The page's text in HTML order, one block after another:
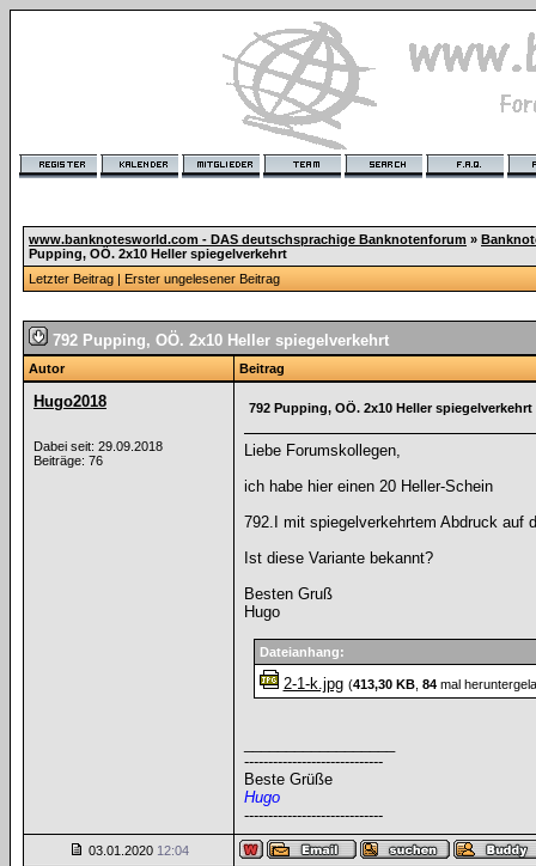
www.banknotesworld.com - DAS deutschsprachige Banknotenforum »
Pupping, OÖ. 2x10 Heller spiegelverkehrt
Letzter Beitrag | Erster ungelesener Beitrag
792 Pupping, OÖ. 2x10 Heller spiegelverkehrt
Autor Beitrag
Hugo2018
Dabei seit: 29.09.2018
Beiträge: 76
792 Pupping, OÖ. 2x10 Heller spiegelverkehrt
Liebe Forumskollegen,
ich habe hier einen 20 Heller-Schein
792.I mit spiegelverkehrtem Abdruck auf
Ist diese Variante bekannt?
Besten Gruß
Hugo
Dateianhang:
2-1-k.jpg (413,30 KB, 84mal
-----------------------------
Beste Grüße
Hugo
-----------------------------
03.01.2020 12:04